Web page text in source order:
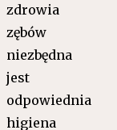
zdrowia
zębów
niezbędna
jest
odpowiednia
higiena